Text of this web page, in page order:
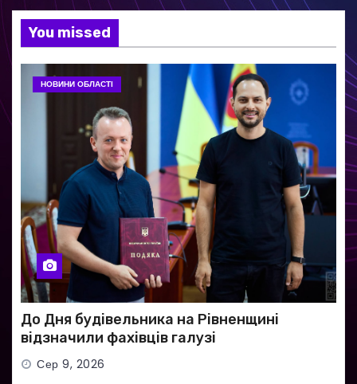
You missed
НОВИНИ ОБЛАСТІ
До Дня будівельника на Рівненщині
відзначили фахівців галузі
Сер 9, 2026